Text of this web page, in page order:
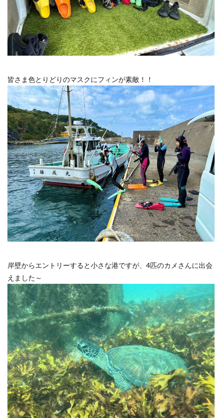
皆さま色とりどりのマスクにフィンが素敵！！
岸壁からエントリーすると小さな港ですが、4匹のカメさんに出会
えました～